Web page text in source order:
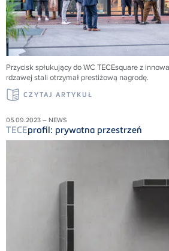
Przycisk spłukujący do WC TECEsquare z
rdzawej stali otrzymał prestiżową nagrodę.
CZYTAJ ARTYKUŁ
05.09.2023 – NEWS
TECEprofil: prywatna przestrzeń